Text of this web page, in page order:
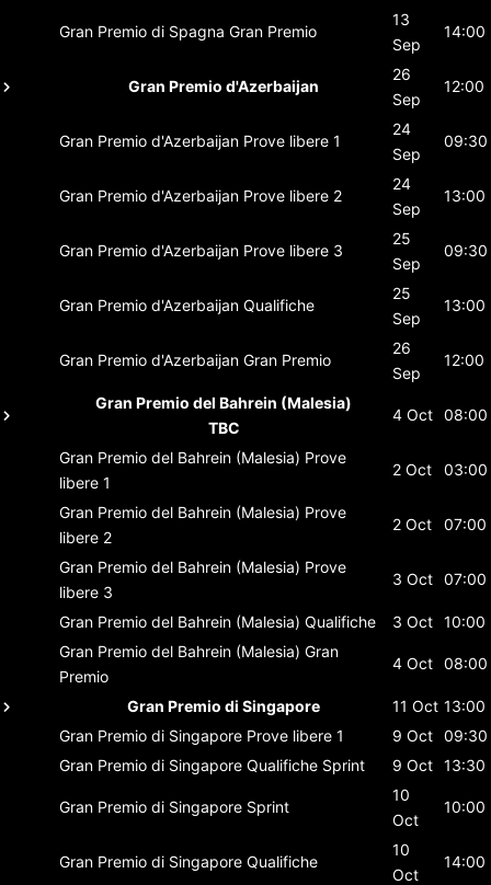
Gran Premio di Spagna Gran Premio
13
Sep
14:00
Gran Premio d'Azerbaijan
26
Sep
12:00
Gran Premio d'Azerbaijan Prove libere 1
24
Sep
09:30
Gran Premio d'Azerbaijan Prove libere 2
24
Sep
13:00
Gran Premio d'Azerbaijan Prove libere 3
25
Sep
09:30
Gran Premio d'Azerbaijan Qualifiche
25
Sep
13:00
Gran Premio d'Azerbaijan Gran Premio
26
Sep
12:00
Gran Premio del Bahrein (Malesia)
TBC
4 Oct 08:00
Gran Premio del Bahrein (Malesia) Prove
libere 1
2 Oct 03:00
Gran Premio del Bahrein (Malesia) Prove
libere 2
2 Oct 07:00
Gran Premio del Bahrein (Malesia) Prove
libere 3
3 Oct 07:00
Gran Premio del Bahrein (Malesia) Qualifiche 3 Oct 10:00
Gran Premio del Bahrein (Malesia) Gran
Premio
4 Oct 08:00
Gran Premio di Singapore 11 Oct 13:00
Gran Premio di Singapore Prove libere 1 9 Oct 09:30
Gran Premio di Singapore Qualifiche Sprint 9 Oct 13:30
Gran Premio di Singapore Sprint
10
Oct
10:00
Gran Premio di Singapore Qualifiche
10
Oct
14:00